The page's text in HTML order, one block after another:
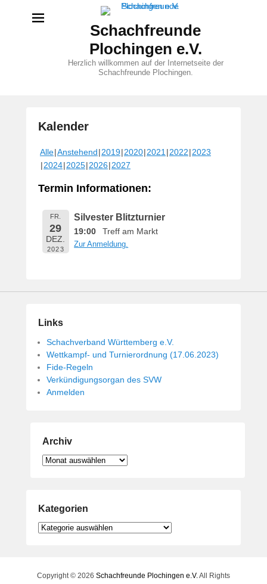
Schachfreunde
Plochingen e.V.
Herzlich willkommen auf der Internetseite der
Schachfreunde Plochingen.
Kalender
e
ö
a
m
1
4
.
M
0
1
n
B
h
Alle Anstehend 2019 2020 2021 2022 2023
2024 2025 2026 2027
Termin Informationen:
FR.
29
DEZ.
2023
Silvester Blitzturnier
19:00 Treff am Markt
Zur Anmeldung.
Links
Schachverband Württemberg e.V.
Wettkampf- und Turnierordnung (17.06.2023)
Fide-Regeln
Verkündigungsorgan des SVW
Anmelden
Archiv
Archiv
Kategorien
Kategorien
Copyright © 2026 Schachfreunde Plochingen e.V.All Rights